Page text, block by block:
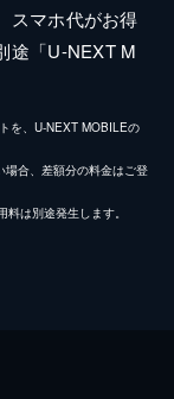
スマホ代がお得
途「U-NEXT M
を、U-NEXT MOBILEの
場合、差額分の料金はご登
は別途発生します。